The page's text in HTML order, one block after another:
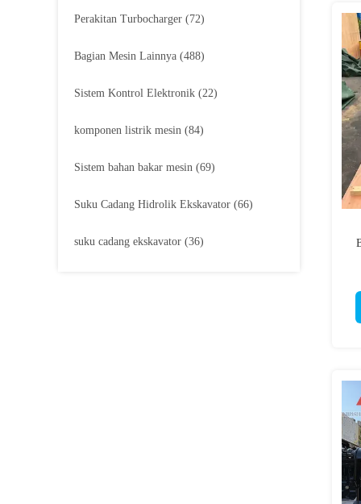
Perakitan Turbocharger (72)
Bagian Mesin Lainnya (488)
Sistem Kontrol Elektronik (22)
komponen listrik mesin (84)
Sistem bahan bakar mesin (69)
Suku Cadang Hidrolik Ekskavator (66)
suku cadang ekskavator (36)